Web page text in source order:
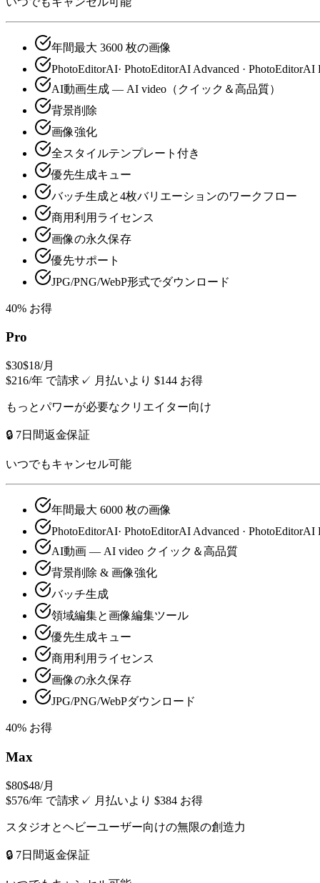
年間最大 3600 枚の画像
PhotoEditorAI· PhotoEditorAI Advanced · PhotoEditorAI
AI動画生成 — AI video（クイック＆高品質）
背景削除
画像強化
全スタイルテンプレート付き
優先生成キュー
バッチ生成と4枚バリエーションのワークフロー
商用利用ライセンス
画像の永久保存
優先サポート
JPG/PNG/WebP形式でダウンロード
40% お得
Pro
$30$18/月
$216/年 で請求 ✓ 月払いより $144 お得
もっとパワーが必要なクリエイター向け
🔒 7日間返金保証
いつでもキャンセル可能
年間最大 6000 枚の画像
PhotoEditorAI· PhotoEditorAI Advanced · PhotoEditorAI
AI動画 — AI video クイック＆高品質
背景削除 & 画像強化
バッチ生成
領域編集と画像編集ツール
優先生成キュー
商用利用ライセンス
画像の永久保存
JPG/PNG/WebPダウンロード
40% お得
Max
$80$48/月
$576/年 で請求 ✓ 月払いより $384 お得
スタジオとヘビーユーザー向けの無限の創造力
🔒 7日間返金保証